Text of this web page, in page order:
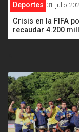
Deportes 31-julio-
Crisis en la FIFA
recaudar 4.200